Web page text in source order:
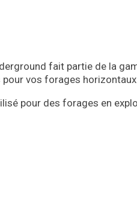
fait partie de la
vos forages horizontaux.
pour des forages en